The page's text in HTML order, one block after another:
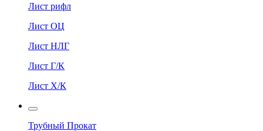
Лист рифл
Лист ОЦ
Лист НЛГ
Лист Г/К
Лист Х/К
Трубный Прокат